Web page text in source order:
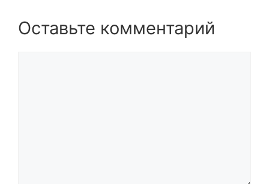
Оставьте комментарий